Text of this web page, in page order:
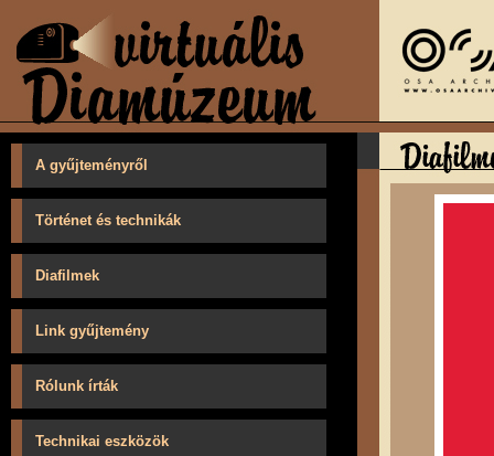
A gyűjteményről
Történet és technikák
Diafilmek
Link gyűjtemény
Rólunk írták
Technikai eszközök